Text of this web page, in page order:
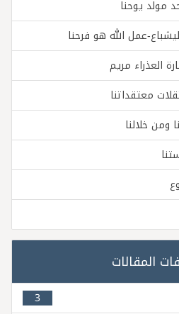
مولد يوحنا
عمل الله هو فرحنا
العذراء مريم
معتقداتنا
ومن خلالنا
المقالات
3